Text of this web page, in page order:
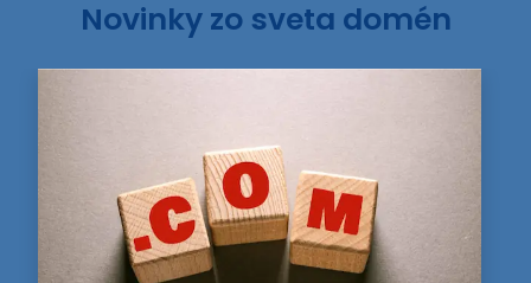
Novinky zo sveta domén